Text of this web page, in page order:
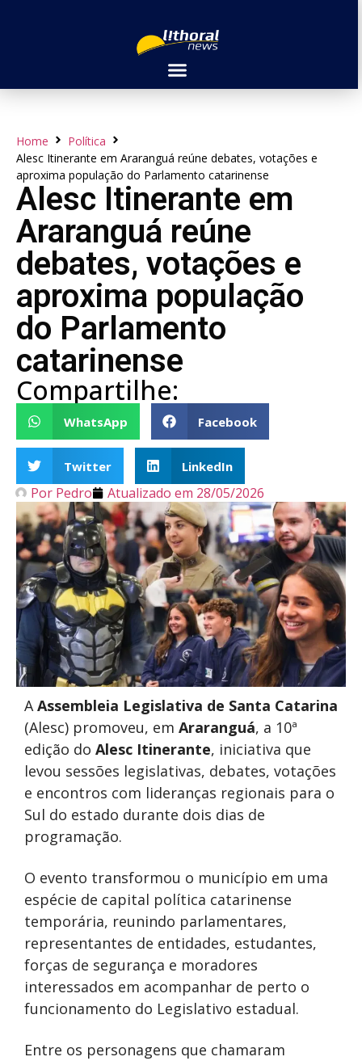
Home
Política
Alesc Itinerante em Araranguá reúne debates, votações e
aproxima população do Parlamento catarinense
Alesc Itinerante em
Araranguá reúne
debates, votações e
aproxima população
do Parlamento
catarinense
Compartilhe:
WhatsApp Facebook
Twitter LinkedIn
Por Pedro Atualizado em 28/05/2026
AAssembleia Legislativa de Santa Catarina
(Alesc) promoveu, em Araranguá, a 10ª
edição do Alesc Itinerante, iniciativa que
levou sessões legislativas, debates, votações
e encontros com lideranças regionais para o
Sul do estado durante dois dias de
programação.
O evento transformou o município em uma
espécie de capital política catarinense
temporária, reunindo parlamentares,
representantes de entidades, estudantes,
forças de segurança e moradores
interessados em acompanhar de perto o
funcionamento do Legislativo estadual.
Entre os personagens que chamaram